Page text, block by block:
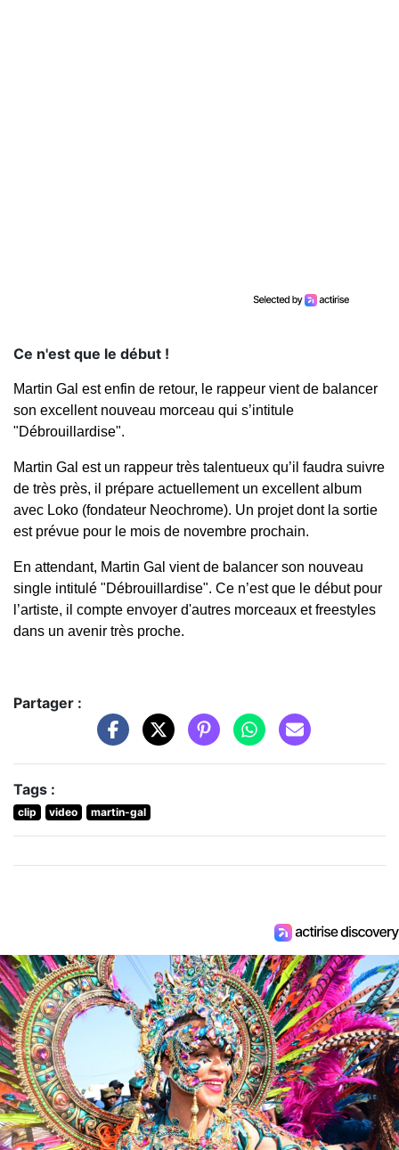
Ce n'est que le début !
Martin Gal est enfin de retour, le rappeur vient de balancer
son excellent nouveau morceau qui s’intitule
"Débrouillardise".
Martin Gal est un rappeur très talentueux qu’il faudra suivre
de très près, il prépare actuellement un excellent album
avec Loko (fondateur Neochrome). Un projet dont la sortie
est prévue pour le mois de novembre prochain.
En attendant, Martin Gal vient de balancer son nouveau
single intitulé "Débrouillardise". Ce n’est que le début pour
l’artiste, il compte envoyer d'autres morceaux et freestyles
dans un avenir très proche.
Partager :
Tags :
clip video martin-gal